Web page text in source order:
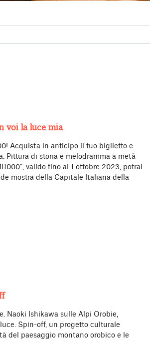
voi la luce mia
Acquista in anticipo il tuo biglietto e
Pittura di storia e melodramma a metà
valido fino al 1 ottobre 2023, potrai
mostra della Capitale Italiana della
Naoki Ishikawa sulle Alpi Orobie,
Spin-off, un progetto culturale
del paesaggio montano orobico e le